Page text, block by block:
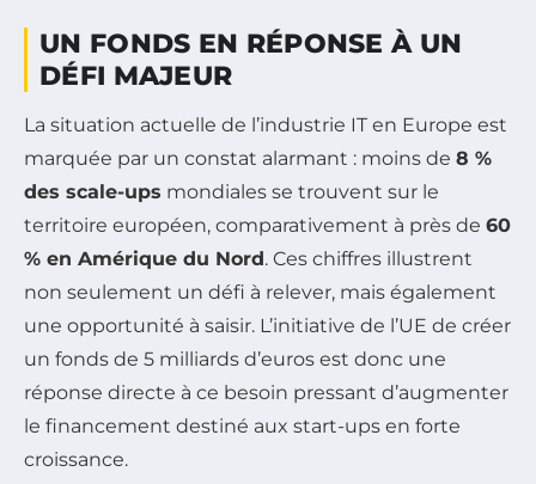
UN FONDS EN RÉPONSE À UN
DÉFI MAJEUR
La situation actuelle de l’industrie IT en Europe est
marquée par un constat alarmant : moins de 8 %
des scale-ups mondiales se trouvent sur le
territoire européen, comparativement à près de 60
% en Amérique du Nord. Ces chiffres illustrent
non seulement un défi à relever, mais également
une opportunité à saisir. L’initiative de l’UE de créer
un fonds de 5 milliards d’euros est donc une
réponse directe à ce besoin pressant d’augmenter
le financement destiné aux start-ups en forte
croissance.